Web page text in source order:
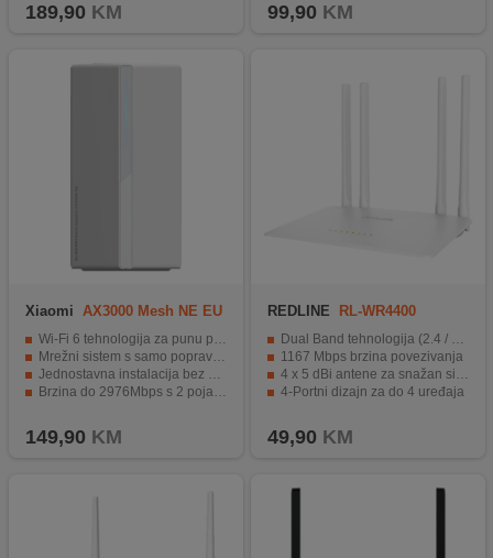
189,90 KM 99,90 KM
Xiaomi AX3000 Mesh NE EU
Wi-Fi 6 tehnologija za punu pokrivenost
Mrežni sistem s samo popravljanjem
Jednostavna instalacija bez stručnosti
Brzina do 2976Mbps s 2 pojasa
149,90 KM
REDLINE RL-WR4400
Dual Band tehnologija (2.4 / 5 GHz)
1167 Mbps brzina povezivanja
4 x 5 dBi antene za snažan signal
4-Portni dizajn za do 4 uređaja
49,90 KM